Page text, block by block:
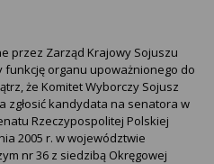
przez Zarząd Krajowy Sojuszu
funkcję organu upoważnionego do
że Komitet Wyborczy Sojusz
zgłosić kandydata na senatora w
Rzeczypospolitej Polskiej
2005 r. w województwie
nr 36 z siedzibą Okręgowej